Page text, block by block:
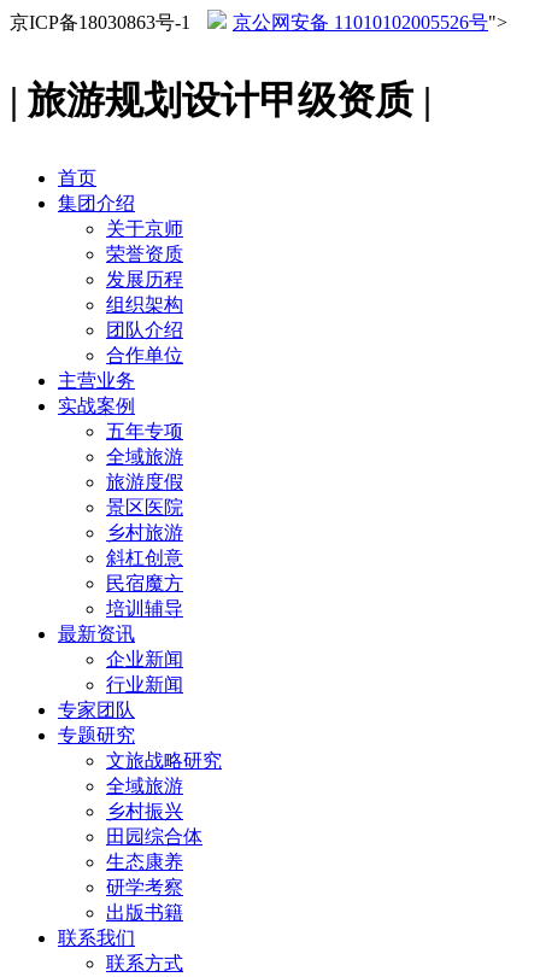
京ICP备18030863号-1 京公网安备 11010102005526号">
| 旅游规划设计甲级资质 |
首页
集团介绍
关于京师
荣誉资质
发展历程
组织架构
团队介绍
合作单位
主营业务
实战案例
五年专项
全域旅游
旅游度假
景区医院
乡村旅游
斜杠创意
民宿魔方
培训辅导
最新资讯
企业新闻
行业新闻
专家团队
专题研究
文旅战略研究
全域旅游
乡村振兴
田园综合体
生态康养
研学考察
出版书籍
联系我们
联系方式